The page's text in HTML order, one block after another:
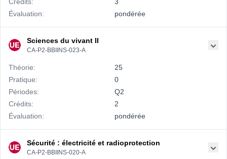
Crédits:
3
Évaluation:
pondérée
Sciences du vivant II
CA-P2-BBIINS-023-A
Théorie:
25
Pratique:
0
Périodes:
Q2
Crédits:
2
Évaluation:
pondérée
Sécurité : électricité et radioprotection
CA-P2-BBIINS-020-A